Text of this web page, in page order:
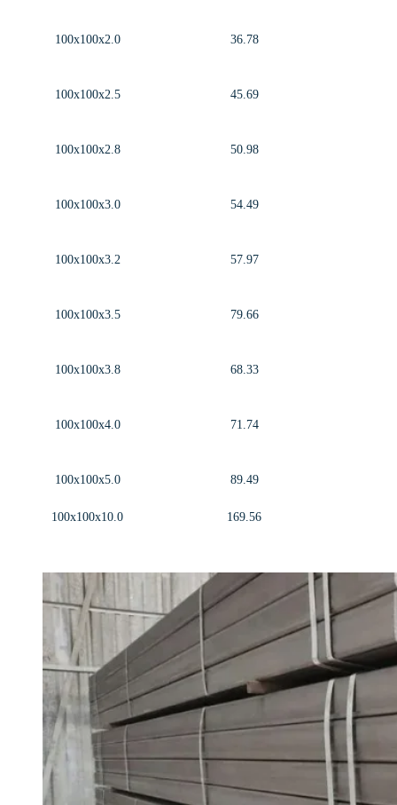
100x100x2.0 36.78
100x100x2.5 45.69
100x100x2.8 50.98
100x100x3.0 54.49
100x100x3.2 57.97
100x100x3.5 79.66
100x100x3.8 68.33
100x100x4.0 71.74
100x100x5.0 89.49
100x100x10.0 169.56